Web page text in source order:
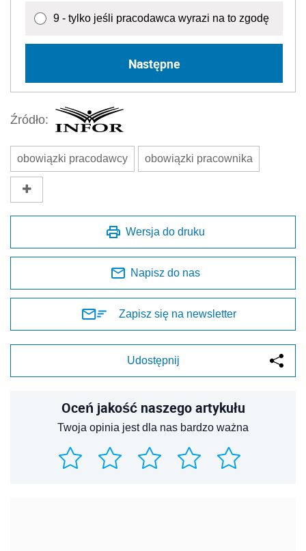
9 - tylko jeśli pracodawca wyrazi na to zgodę
Następne
Źródło:
obowiązki pracodawcy obowiązki pracownika
Wersja do druku
Napisz do nas
Zapisz się na newsletter
Udostępnij
Oceń jakość naszego artykułu
Twoja opinia jest dla nas bardzo ważna